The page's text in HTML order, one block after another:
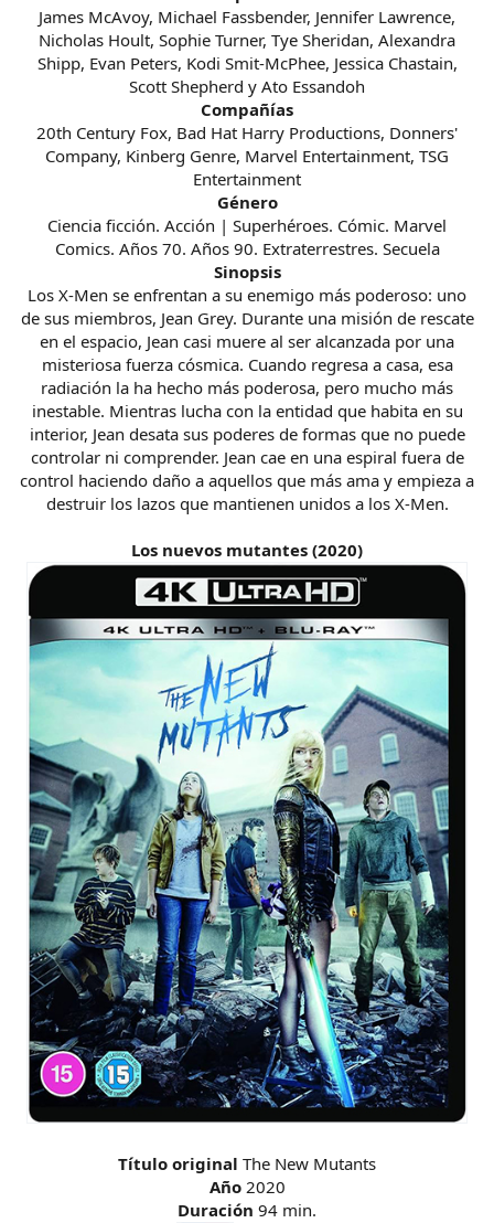
James McAvoy, Michael Fassbender, Jennifer Lawrence,
Nicholas Hoult, Sophie Turner, Tye Sheridan, Alexandra
Shipp, Evan Peters, Kodi Smit-McPhee, Jessica Chastain,
Scott Shepherd y Ato Essandoh
Compañías
20th Century Fox, Bad Hat Harry Productions, Donners'
Company, Kinberg Genre, Marvel Entertainment, TSG
Entertainment
Género
Ciencia ficción. Acción | Superhéroes. Cómic. Marvel
Comics. Años 70. Años 90. Extraterrestres. Secuela
Sinopsis
Los X-Men se enfrentan a su enemigo más poderoso: uno
de sus miembros, Jean Grey. Durante una misión de rescate
en el espacio, Jean casi muere al ser alcanzada por una
misteriosa fuerza cósmica. Cuando regresa a casa, esa
radiación la ha hecho más poderosa, pero mucho más
inestable. Mientras lucha con la entidad que habita en su
interior, Jean desata sus poderes de formas que no puede
controlar ni comprender. Jean cae en una espiral fuera de
control haciendo daño a aquellos que más ama y empieza a
destruir los lazos que mantienen unidos a los X-Men.
Los nuevos mutantes (2020)
Título original The New Mutants
Año 2020
Duración 94 min.